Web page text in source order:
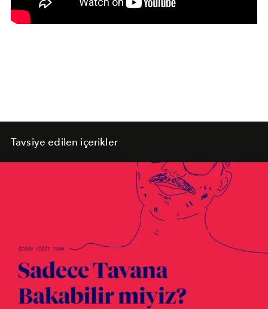
Tavsiye edilen içerikler